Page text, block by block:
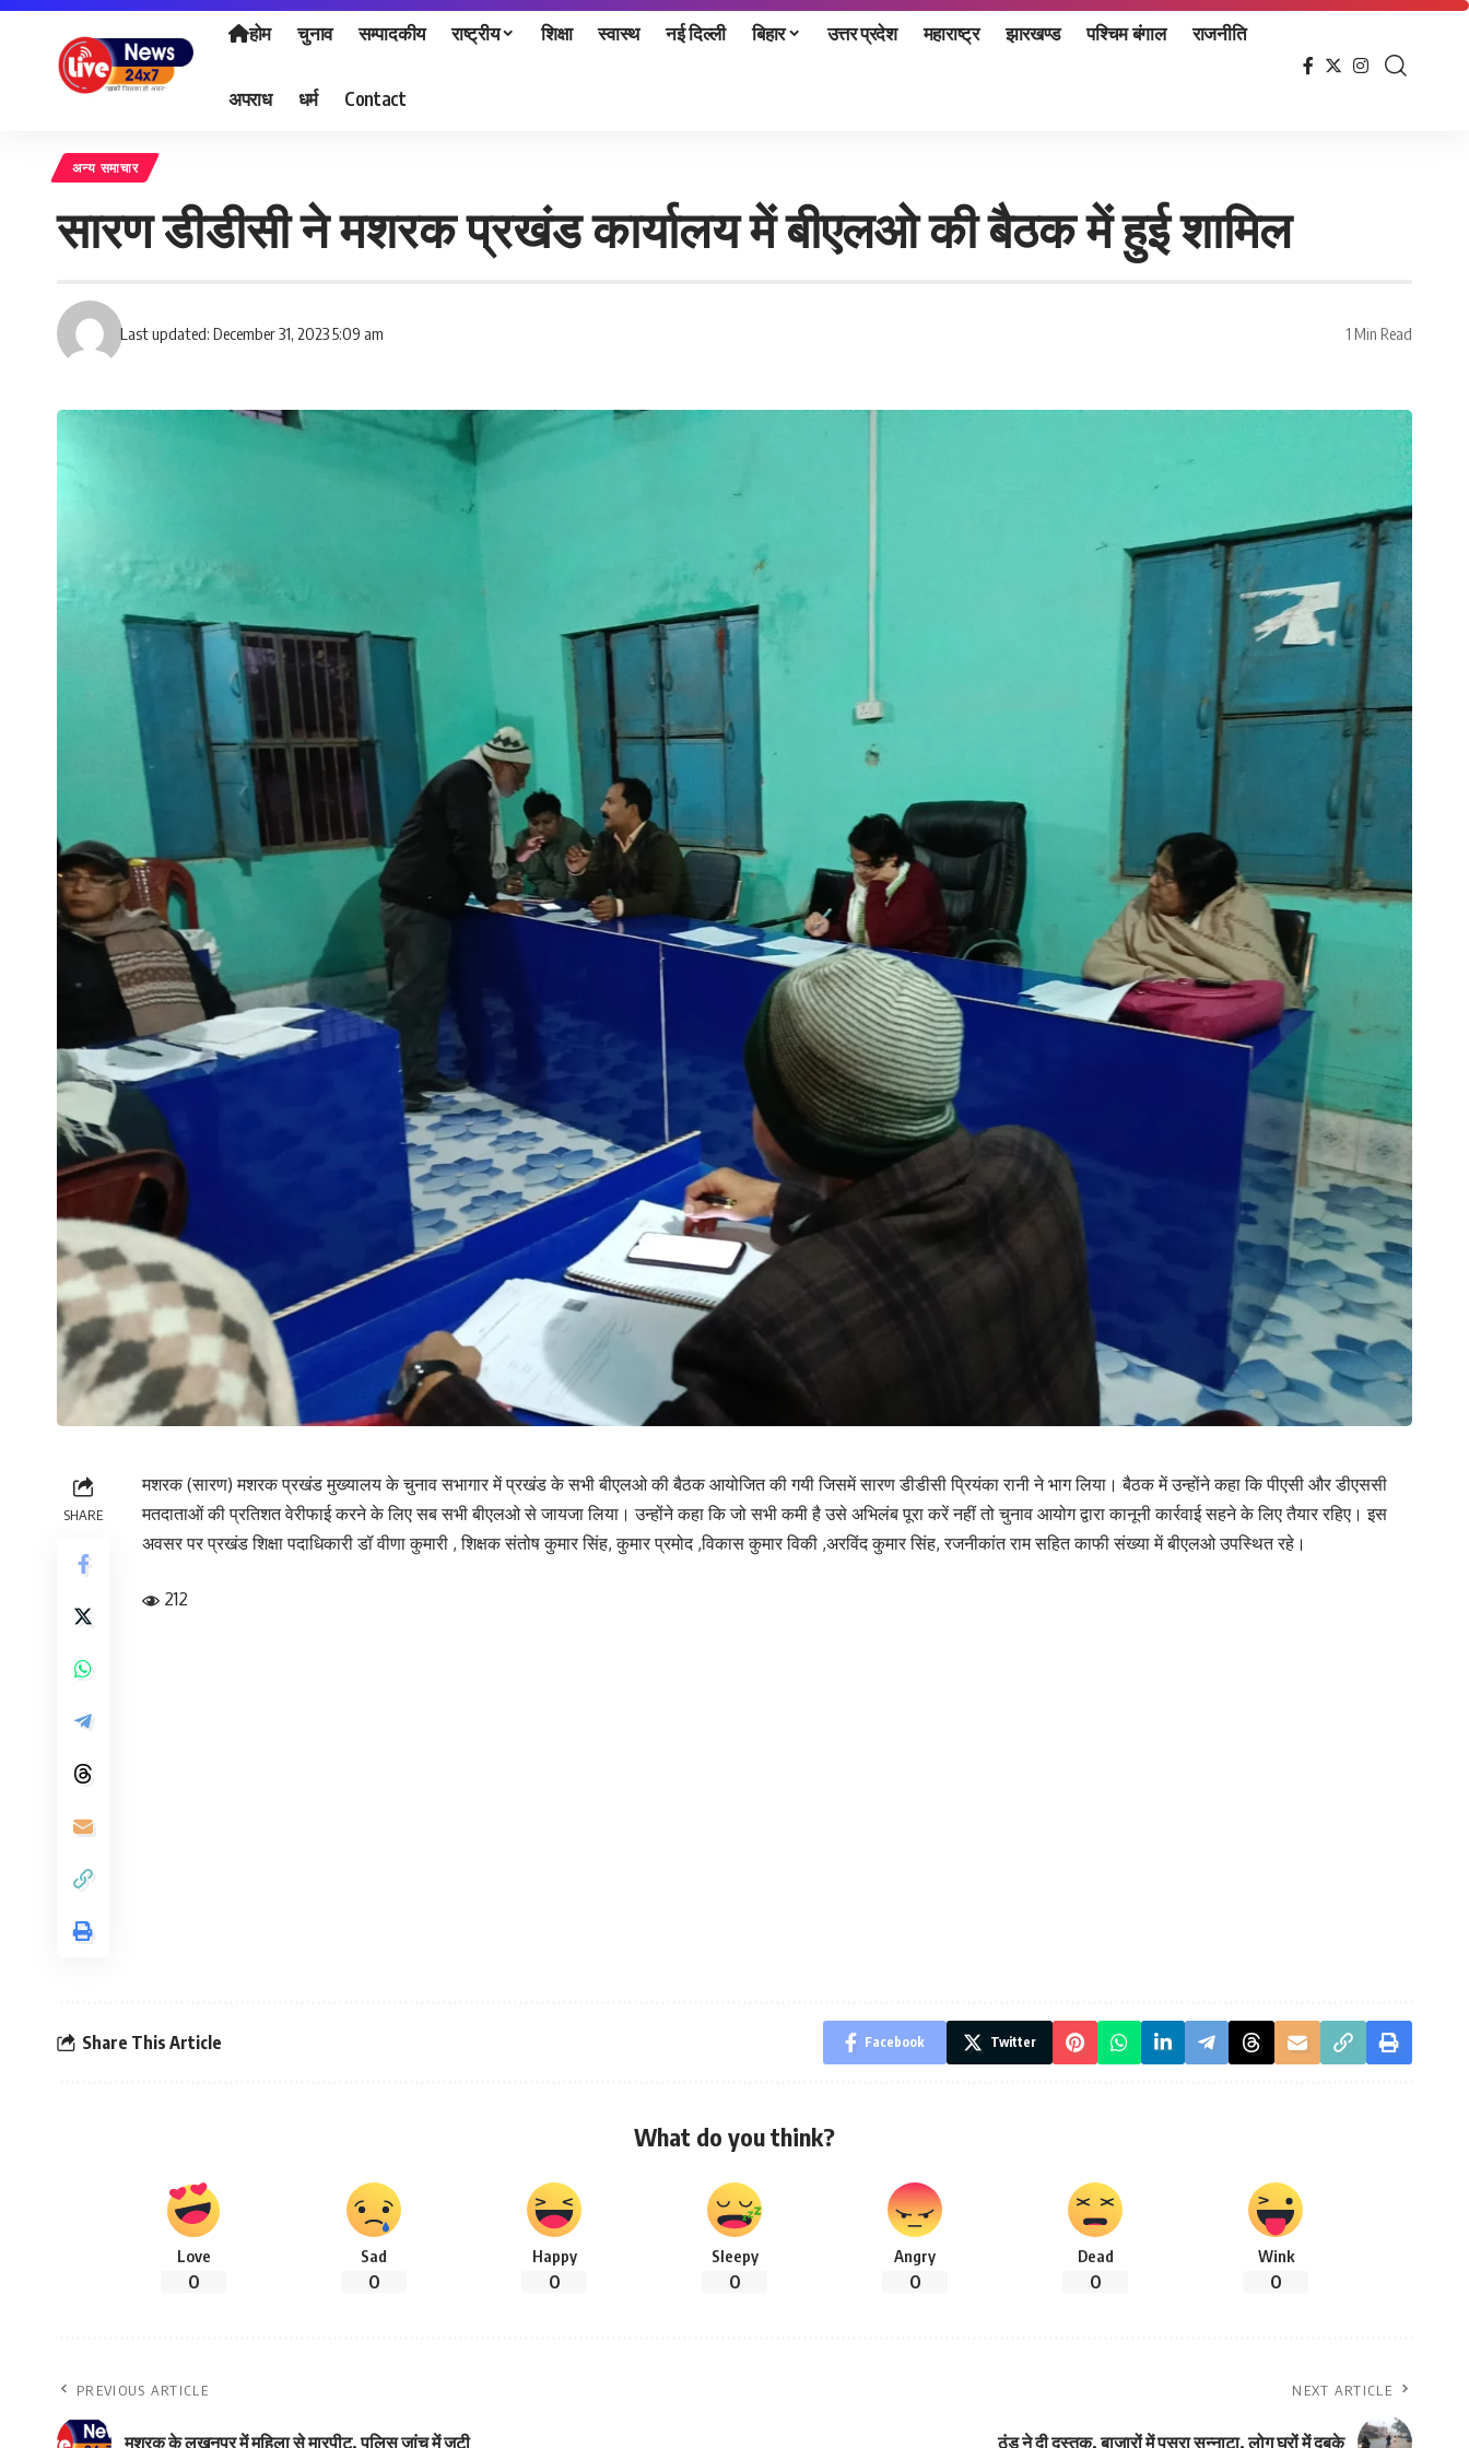
होम चुनाव सम्पादकीय राष्ट्रीय शिक्षा स्वास्थ नई दिल्ली बिहार उत्तर प्रदेश महाराष्ट्र झारखण्ड पश्चिम बंगाल राजनीति
अपराध धर्म Contact
अन्य समाचार
सारण डीडीसी ने मशरक प्रखंड कार्यालय में बीएलओ की बैठक में हुई शामिल
Last updated: December 31, 2023 5:09 am 1 Min Read
SHARE
मशरक (सारण) मशरक प्रखंड मुख्यालय के चुनाव सभागार में प्रखंड के सभी बीएलओ की बैठक आयोजित की गयी जिसमें सारण डीडीसी प्रियंका रानी ने भाग लिया। बैठक में उन्होंने कहा कि पीएसी और डीएससी
मतदाताओं की प्रतिशत वेरीफाई करने के लिए सब सभी बीएलओ से जायजा लिया। उन्होंने कहा कि जो सभी कमी है उसे अभिलंब पूरा करें नहीं तो चुनाव आयोग द्वारा कानूनी कार्रवाई सहने के लिए तैयार रहिए। इस
अवसर पर प्रखंड शिक्षा पदाधिकारी डॉ वीणा कुमारी , शिक्षक संतोष कुमार सिंह, कुमार प्रमोद ,विकास कुमार विकी ,अरविंद कुमार सिंह, रजनीकांत राम सहित काफी संख्या में बीएलओ उपस्थित रहे।
212
Share This Article Facebook Twitter
What do you think?
Love
0
Sad
0
Happy
0
Sleepy
0
Angry
0
Dead
0
Wink
0
PREVIOUS ARTICLE
मशरक के लखनपुर में महिला से मारपीट, पुलिस जांच में जुटी
NEXT ARTICLE
ठंड ने दी दस्तक, बाजारों में पसरा सन्नाटा, लोग घरों में दुबके